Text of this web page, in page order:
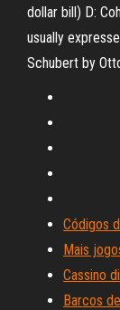
dollar bill) D:
usually
Schubert by
Códigos
Mais
Cassino
Barcos